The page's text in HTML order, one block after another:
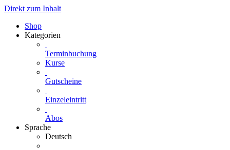
Direkt zum Inhalt
Shop
Kategorien
Terminbuchung
Kurse
Gutscheine
Einzeleintritt
Abos
Sprache
Deutsch